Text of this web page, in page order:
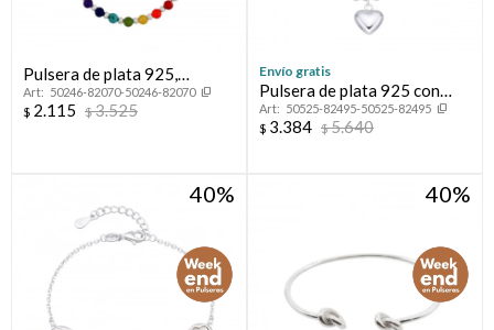
Pulsera de plata 925,
CHAKRAS.
50246-82070-50246-82070
$ 2.115 $3.525
Envío gratis
Pulsera de plata 925 con
dije, CORAZON.
50525-82495-50525-82495
$ 3.384 $5.640
40 40